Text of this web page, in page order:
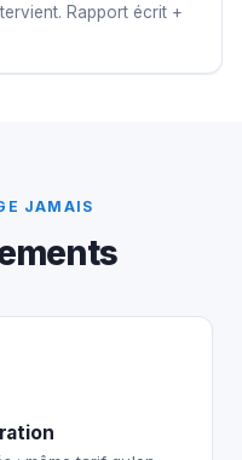
Rapport écrit +
JAMAIS